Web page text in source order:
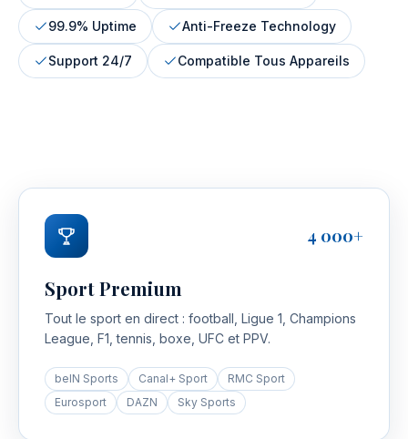
99.9% Uptime Anti-Freeze Technology
Support 24/7 Compatible Tous Appareils
4 000+
Sport Premium
Tout le sport en direct : football, Ligue 1, Champions
League, F1, tennis, boxe, UFC et PPV.
beIN Sports Canal+ Sport
RMC Sport
Eurosport
DAZN Sky Sports